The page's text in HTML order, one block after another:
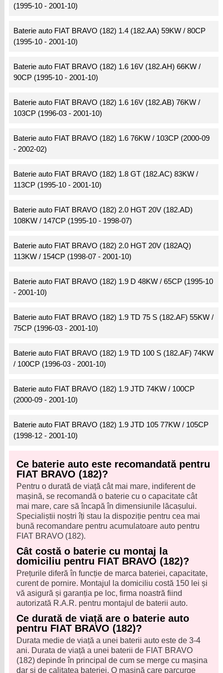
(1995-10 - 2001-10)
Baterie auto FIAT BRAVO (182) 1.4 (182.AA) 59KW / 80CP
(1995-10 - 2001-10)
Baterie auto FIAT BRAVO (182) 1.6 16V (182.AH) 66KW /
90CP (1995-10 - 2001-10)
Baterie auto FIAT BRAVO (182) 1.6 16V (182.AB) 76KW /
103CP (1996-03 - 2001-10)
Baterie auto FIAT BRAVO (182) 1.6 76KW / 103CP (2000-09
- 2002-02)
Baterie auto FIAT BRAVO (182) 1.8 GT (182.AC) 83KW /
113CP (1995-10 - 2001-10)
Baterie auto FIAT BRAVO (182) 2.0 HGT 20V (182.AD)
108KW / 147CP (1995-10 - 1998-07)
Baterie auto FIAT BRAVO (182) 2.0 HGT 20V (182AQ)
113KW / 154CP (1998-07 - 2001-10)
Baterie auto FIAT BRAVO (182) 1.9 D 48KW / 65CP (1995-10
- 2001-10)
Baterie auto FIAT BRAVO (182) 1.9 TD 75 S (182.AF) 55KW /
75CP (1996-03 - 2001-10)
Baterie auto FIAT BRAVO (182) 1.9 TD 100 S (182.AF) 74KW
/ 100CP (1996-03 - 2001-10)
Baterie auto FIAT BRAVO (182) 1.9 JTD 74KW / 100CP
(2000-09 - 2001-10)
Baterie auto FIAT BRAVO (182) 1.9 JTD 105 77KW / 105CP
(1998-12 - 2001-10)
Ce baterie auto este recomandată pentru
FIAT BRAVO (182)?
Pentru o durată de viață cât mai mare, indiferent de
mașină, se recomandă o baterie cu o capacitate cât
mai mare, care să încapă în dimensiunile lăcașului.
Specialiștii noștri îți stau la dispoziție pentru cea mai
bună recomandare pentru acumulatoare auto pentru
FIAT BRAVO (182).
Cât costă o baterie cu montaj la
domiciliu pentru FIAT BRAVO (182)?
Prețurile diferă în funcție de marca bateriei, capacitate,
curent de pornire. Montajul la domiciliu costă 150 lei și
vă asigură și garanția pe loc, firma noastră fiind
autorizată R.A.R. pentru montajul de baterii auto.
Ce durată de viață are o baterie auto
pentru FIAT BRAVO (182)?
Durata medie de viață a unei baterii auto este de 3-4
ani. Durata de viață a unei baterii de FIAT BRAVO
(182) depinde în principal de cum se merge cu mașina
dar și de calitatea bateriei. O mașină care parcurge